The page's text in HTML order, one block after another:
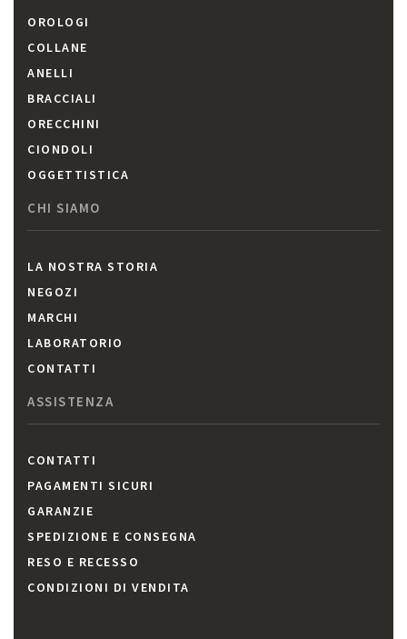
OROLOGI
COLLANE
ANELLI
BRACCIALI
ORECCHINI
CIONDOLI
OGGETTISTICA
CHI SIAMO
LA NOSTRA STORIA
NEGOZI
MARCHI
LABORATORIO
CONTATTI
ASSISTENZA
CONTATTI
PAGAMENTI SICURI
GARANZIE
SPEDIZIONE E CONSEGNA
RESO E RECESSO
CONDIZIONI DI VENDITA